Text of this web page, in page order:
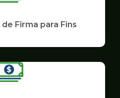
Firma para Fins